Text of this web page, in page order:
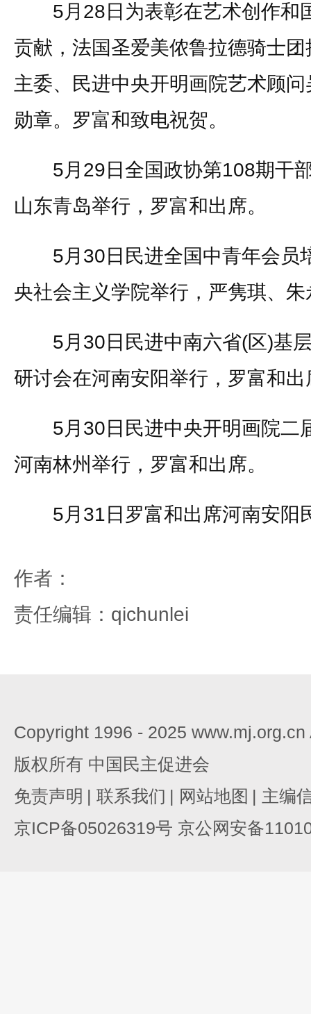
5月28日为表彰在艺术创作和
贡献，法国圣爱美侬鲁拉德骑士
主委、民进中央开明画院艺术顾
勋章。罗富和致电祝贺。
5月29日全国政协第108期干部
山东青岛举行，罗富和出席。
5月30日民进全国中青年会员
央社会主义学院举行，严隽琪、
5月30日民进中南六省(区)基层
研讨会在河南安阳举行，罗富和出
5月30日民进中央开明画院二
河南林州举行，罗富和出席。
5月31日罗富和出席河南安阳
作者：
责任编辑：qichunlei
Copyright 1996 - 2025
版权所有 中国民主促进会
免责声明 | 联系我们 | 网站地图 | 主编
京ICP备05026319号 京公网安备